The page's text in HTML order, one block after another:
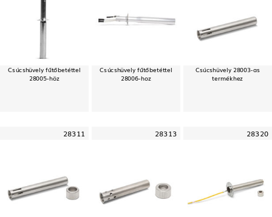
Csúcshüvely fűtőbetéttel
28005-höz
Csúcshüvely fűtőbetéttel
28006-hoz
Csúcshüvely 28003-as
termékhez
28311 28313 28320